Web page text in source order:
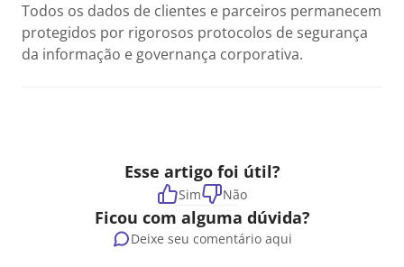
Todos os dados de clientes e parceiros permanecem
protegidos por rigorosos protocolos de segurança
da informação e governança corporativa.
Esse artigo foi útil?
Sim Não
Ficou com alguma dúvida?
Deixe seu comentário aqui